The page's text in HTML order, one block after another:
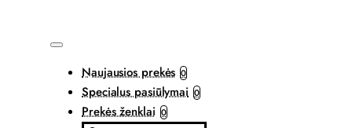
Naujausios prekės 0
Specialus pasiūlymai 0
Prekės ženklai 0